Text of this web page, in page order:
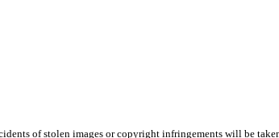
of stolen images or copyright infringements will be